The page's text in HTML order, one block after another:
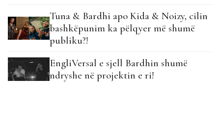
Tuna & Bardhi apo Kida & Noizy, cilin
bashkëpunim ka pëlqyer më shumë
publiku?!
EngliVersal e sjell Bardhin shumë
ndryshe në projektin e ri!